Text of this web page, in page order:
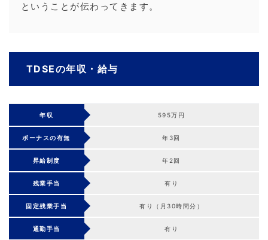
ということが伝わってきます。
TDSEの年収・給与
年収 595万円
ボーナスの有無 年3回
昇給制度 年2回
残業手当 有り
固定残業手当 有り（月30時間分）
通勤手当 有り